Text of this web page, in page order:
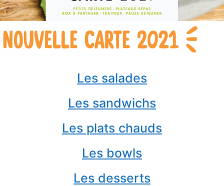
Les salades
Les sandwichs
Les plats chauds
Les bowls
Les desserts